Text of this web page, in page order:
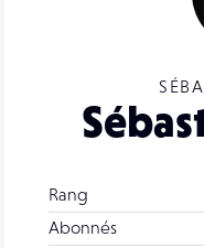
Rang
Abonnés